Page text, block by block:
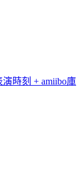
時刻 + amiibo庫